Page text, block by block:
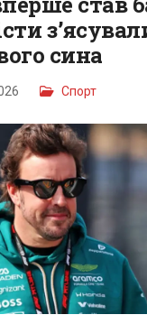
сина
Спорт